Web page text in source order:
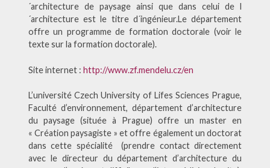
´architecture de paysage ainsi que dans celui de l
´architecture est le titre d´ingénieur.Le département
offre un programme de formation doctorale (voir le
texte sur la formation doctorale).
Site internet : http://www.zf.mendelu.cz/en
L’université Czech University of Lifes Sciences Prague,
Faculté d’environnement, département d’architecture
du paysage (située à Prague) offre un master en
« Création paysagiste » et offre également un doctorat
dans cette spécialité (prendre contact directement
avec le directeur du département d’architecture du